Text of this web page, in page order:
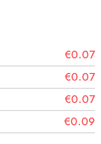
€0.07
€0.07
€0.07
€0.09